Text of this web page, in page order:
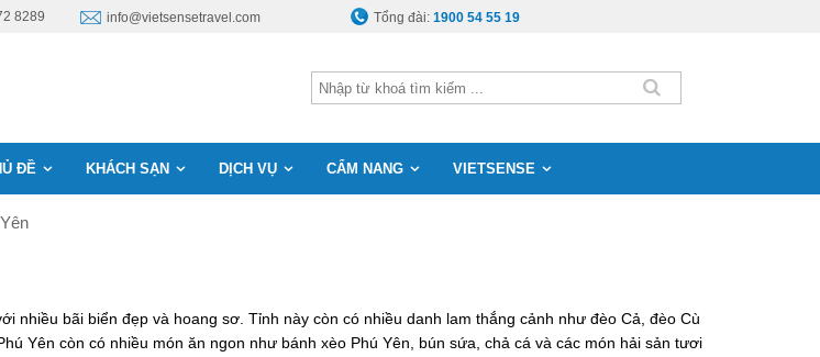
8289 info@vietsensetravel.com Tổng đài:1900 54 55 19
ĐỀ KHÁCH SẠN DỊCH VỤ CẨM NANG VIETSENSE
nhiều bãi biển đẹp và hoang sơ. Tỉnh này còn có nhiều danh lam thắng cảnh như đèo Cả, đèo Cù
Yên còn có nhiều món ăn ngon như bánh xèo Phú Yên, bún sứa, chả cá và các món hải sản tươi